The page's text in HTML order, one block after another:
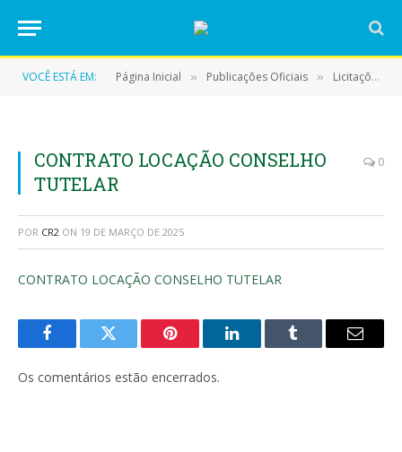
VOCÊ ESTÁ EM: Página Inicial » Publicações Oficiais » Licitações
CONTRATO LOCAÇÃO CONSELHO
TUTELAR
0
POR CR2 ON 19 DE MARÇO DE 2025
CONTRATO LOCAÇÃO CONSELHO TUTELAR
FacebookTwitter Pinterest LinkedInTumblr
E-
Os comentários estão encerrados.